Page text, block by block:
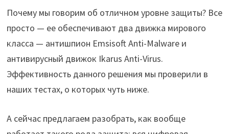
Почему мы говорим об отличном уровне защиты? Все
просто — ее обеспечивают два движка мирового
класса — антишпион Emsisoft Anti-Malware и
антивирусный движок Ikarus Anti-Virus.
Эффективность данного решения мы проверили в
наших тестах, о которых чуть ниже.
А сейчас предлагаем разобрать, как вообще